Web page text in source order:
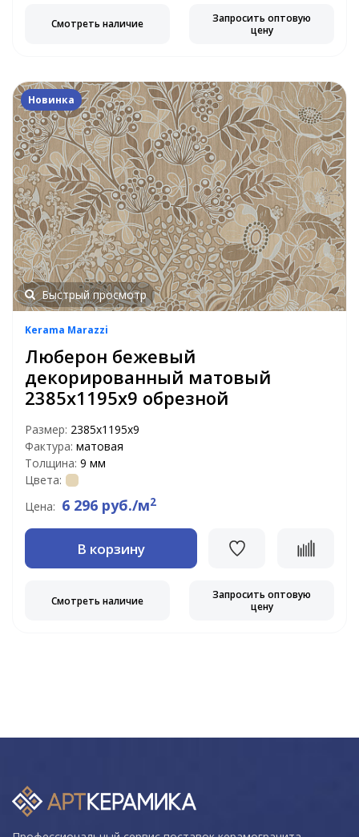
Смотреть наличие
Запросить оптовую
цену
Новинка
Быстрый просмотр
Kerama Marazzi
Люберон бежевый
декорированный матовый
2385x1195x9 обрезной
Размер: 2385x1195x9
Фактура: матовая
Толщина: 9 мм
Цвета:
Цена: 6 296 руб./м2
В корзину
Смотреть наличие
Запросить оптовую
цену